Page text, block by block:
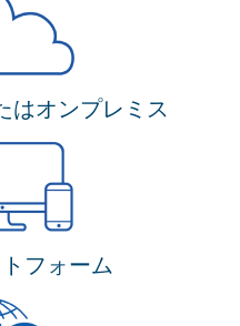
はオンプレミス
フォーム